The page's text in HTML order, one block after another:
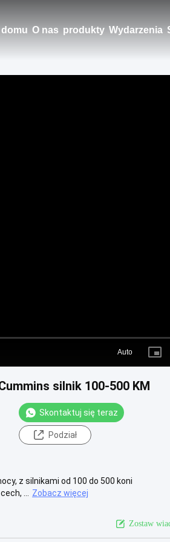
domu O nas produkty Wydarzenia
Auto
silnik 100-500 KM
Skontaktuj się teraz
Podział
z silnikami od 100 do 500 koni
...
Zobacz więcej
Zostaw